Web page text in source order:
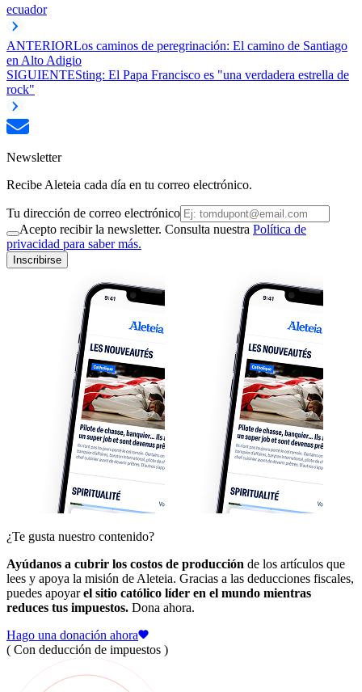
ecuador
ANTERIORLos caminos de peregrinación: El camino de Santiago
en Alto Adigio
SIGUIENTESting: El Papa Francisco es "una verdadera estrella de
rock"
Newsletter
Recibe Aleteia cada día en tu correo electrónico.
Tu dirección de correo electrónico
Acepto recibir la newsletter. Consulta nuestra Política de
privacidad para saber más.
Inscribirse
¿Te gusta nuestro contenido?
Ayúdanos a cubrir los costos de producción de los artículos que
lees y apoya la misión de Aleteia. Gracias a las deducciones fiscales,
puedes apoyarel sitio católico líder en el mundo mientras
reduces tus impuestos. Dona ahora.
Hago una donación ahora
( Con deducción de impuestos )